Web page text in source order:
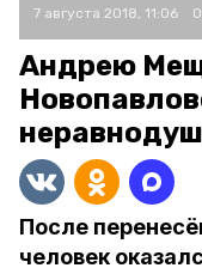
7 августа 2018, 11:06
Андрею
После
человек